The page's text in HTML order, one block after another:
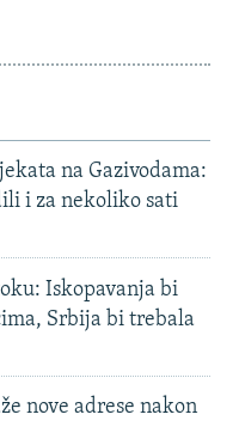
na Gazivodama:
i za nekoliko sati
Iskopavanja bi
Srbija bi trebala
nove adrese nakon